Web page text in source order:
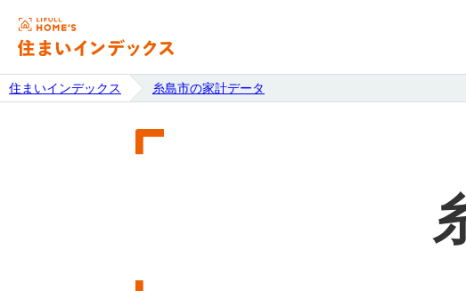
住まいインデックス 糸島市の家計データ